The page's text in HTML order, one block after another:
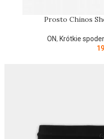
Prosto Chinos
ON, Krótkie